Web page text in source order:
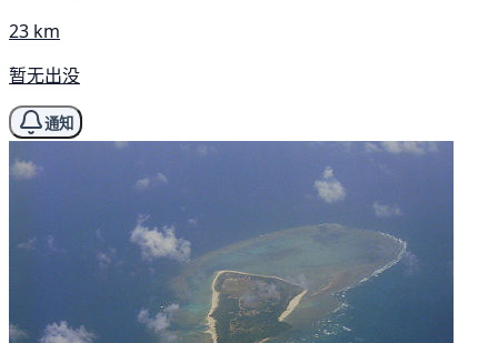
23 km
暂无出没
通知